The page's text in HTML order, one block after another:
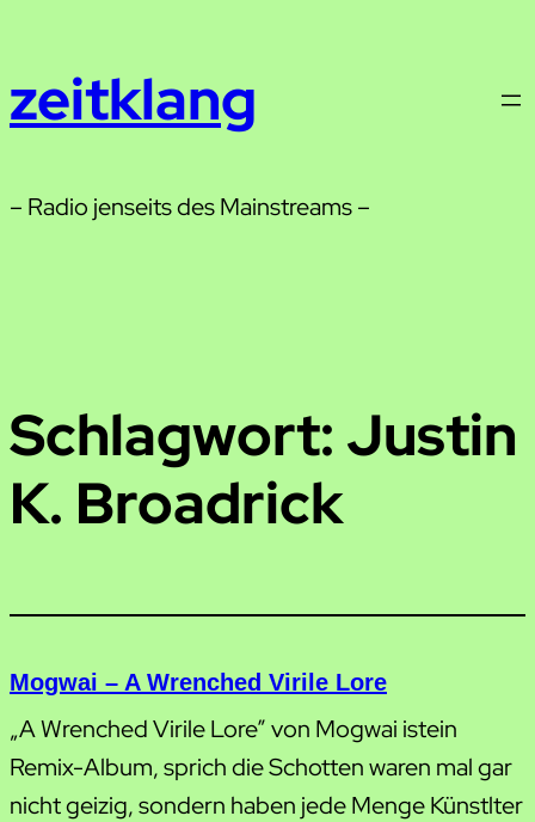
springen
zeitklang
– Radio jenseits des Mainstreams –
Schlagwort: Justin
K. Broadrick
Mogwai – A Wrenched Virile Lore
„A Wrenched Virile Lore” von Mogwai istein
Remix-Album, sprich die Schotten waren mal gar
nicht geizig, sondern haben jede Menge Künstlter